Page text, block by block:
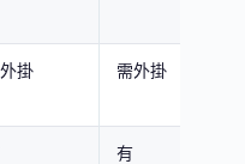
掛 需外掛
有